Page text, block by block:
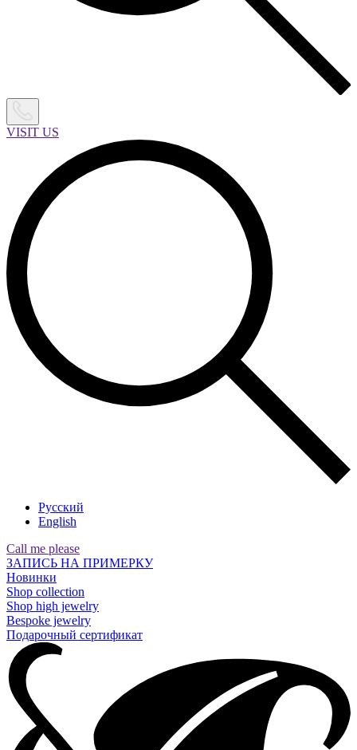
VISIT US
Русский
English
Call me please
ЗАПИСЬ НА ПРИМЕРКУ
Новинки
Shop collection
Shop high jewelry
Bespoke jewelry
Подарочный сертификат